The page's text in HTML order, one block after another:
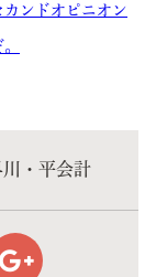
ンドオピニオン
・平会計